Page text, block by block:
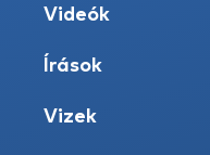
Videók
Írások
Vizek